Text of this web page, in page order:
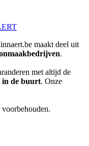
maakt deel uit
.
met altijd de
in de buurt. Onze